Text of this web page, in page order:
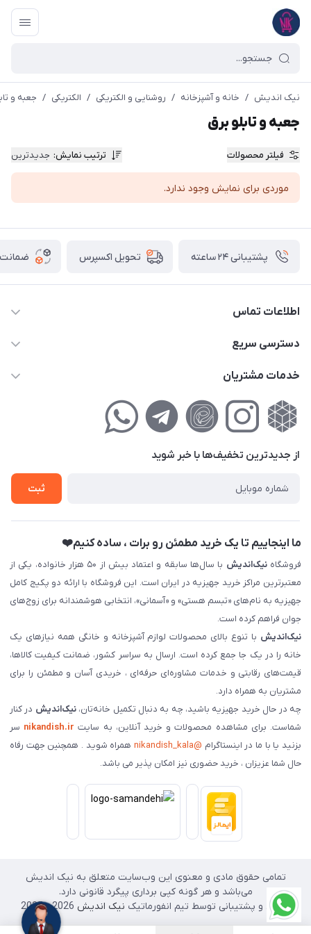
نیک اندیش / خانه و آشپزخانه / روشنایی و الکتریکی / الکتریکی / جعبه و
جعبه و تابلو برق
فیلتر محصولات ترتیب نمایش: جدیدترین
موردی برای نمایش وجود ندارد.
پشتیبانی ۲۴ ساعته تحویل اکسپرس ضمانت
اطلاعات تماس
02177111474
کوچه گلریز 4 غربی ، پلاک 13
دسترسی سریع
حساب کاربری
لیست محصولات
خدمات مشتریان
راهنمای‌خرید‌آنلاین
حریم خصوصی
فروش‌اقساطی
از جدید‌ترین تخفیف‌ها با‌ خبر شوید
ثبت
ما اینجاییم تا یک خرید مطمئن رو برات ، ساده کنیم❤️
فروشگاهنیک‌اندیش
با سال‌ها سابقه و اعتماد بیش از ۵۰ هزار خانواده، یکی از
معتبرترین مراکز خرید جهیزیه در ایران است. این فروشگاه با ارائه دو پکیج کامل
جهیزیه به نام‌های «تبسم هستی» و «آسمانی»، انتخابی هوشمندانه برای زوج‌های
جوان فراهم کرده است.
نیک‌اندیش با تنوع بالای محصولات لوازم آشپزخانه و خانگی همه نیازهای یک
خانه را در یک جا جمع کرده است. ارسال به سراسر کشور، ضمانت کیفیت کالاها،
قیمت‌های رقابتی و خدمات مشاوره‌ای حرفه‌ای ، خریدی آسان و مطمئن را برای
مشتریان به همراه دارد.
چه در حال خرید جهیزیه باشید، چه به دنبال تکمیل خانه‌تان،نیک‌اندیش در کنار
شماست. برای مشاهده محصولات و خرید آنلاین، به سایت nikandish.ir سر
بزنید یا با ما در اینستاگرام @nikandish_kala
همراه شوید . همچنین جهت رفاه
حال شما عزیزان ، خرید حضوری نیز امکان پذیر می باشد.
تمامی حقوق مادی و معنوی این وب‌سایت متعلق به نیک اندیش
می‌باشد و هر گونه کپی برداری پیگرد قانونی دارد.
طراحی و پشتیبانی توسط تیم انفورماتیک نیک اندیش 2026 - 2025